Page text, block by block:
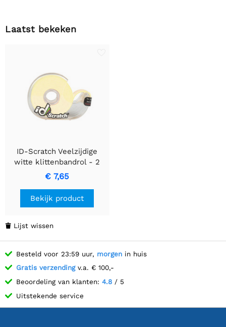
Laatst bekeken
ID-Scratch Veelzijdige
witte klittenbandrol - 2
meter x 2 centimeter
€ 7,65
Bekijk product
 Lijst wissen
Besteld voor 23:59 uur, morgen in huis
Gratis verzendingv.a. € 100,-
Beoordeling van klanten: 4.8 / 5
Uitstekende service